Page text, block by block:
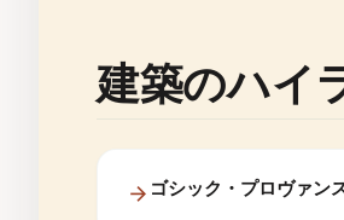
建築のハイ
ゴシック・プロヴァン